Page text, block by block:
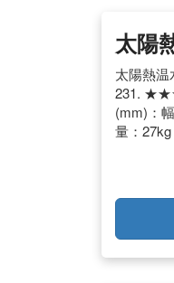
太陽
太陽熱
231.
(mm)：
量：